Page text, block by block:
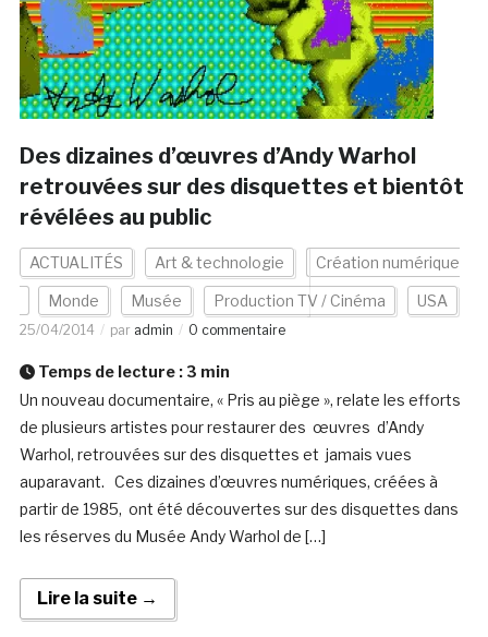
Des dizaines d’œuvres d’Andy Warhol
retrouvées sur des disquettes et bientôt
révélées au public
ACTUALITÉS Art & technologie Création numérique
Monde Musée Production TV / Cinéma USA
25/04/2014 par admin 0 commentaire
Temps de lecture : 3 min
Un nouveau documentaire, « Pris au piège », relate les efforts
de plusieurs artistes pour restaurer des œuvres d’Andy
Warhol, retrouvées sur des disquettes et jamais vues
auparavant. Ces dizaines d’œuvres numériques, créées à
partir de 1985, ont été découvertes sur des disquettes dans
les réserves du Musée Andy Warhol de […]
Lire la suite →